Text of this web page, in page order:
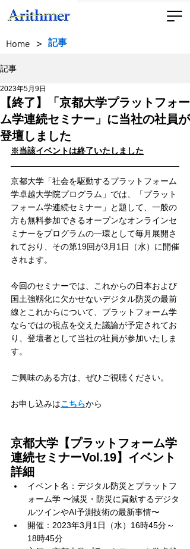
Home > 記事
記事
【終了】「京都大学プラットフォー
ム学連続セミナー」に当社の社員が
登壇しました
2023年5月9日
※当該イベントは終了いたしました
京都大学「社会を駆動するプラットフォーム
学卓越大学院プログラム」では、「プラット
フォーム学連続セミナー」と題して、一般の
方も無料参加できるオープンなオンラインセ
ミナーをプログラムの一環として毎月展開さ
れており、その第19回が3月1日（水）に開催
されます。
今回のセミナーでは、これからの日本および
国土強靱化に欠かせないデジタル防災の最前
線とこれからについて、プラットフォーム学
ならではの視点を交えた議論が予定されてお
り、登壇者として当社の社員が参加いたしま
す。
ご興味のある方は、ぜひご視聴ください。
お申し込みはこちらから
京都大学【プラットフォーム学
連続セミナーVol.19】イベント
詳細
イベント名：デジタル防災とプラットフ
ォーム学 〜減災・防災に貢献するデジタ
ルツインやAI予測技術の最新事情〜
開催：2023年3月1日（水）16時45分～
18時45分